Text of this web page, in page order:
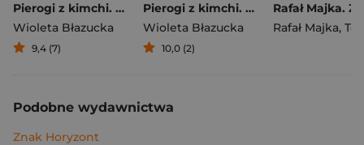
Pierogi z kimchi. Moje ulubione azjatyckie przepisy
Wioleta Błazucka
9,4 (7)
Pierogi z kimchi. Moje ulubione azjatyckie przepisy - książka z autografem
Wioleta Błazucka
10,0 (2)
Rafał Majka,
Podobne wydawnictwa
Znak Horyzont